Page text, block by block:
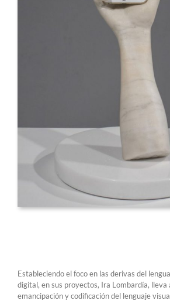
Estableciendo el foco en las derivas del
digital, en sus proyectos, Ira Lombardía, lleva
emancipación y codificación del lenguaje